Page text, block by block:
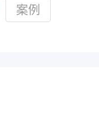
案例